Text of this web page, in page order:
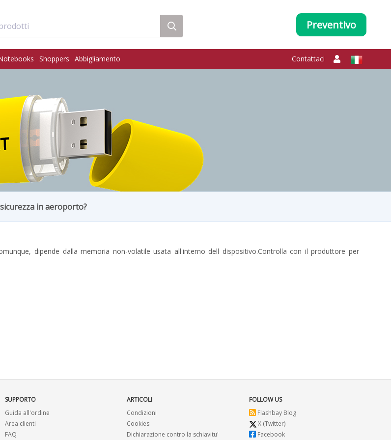
Preventivo
Shoppers Abbigliamento Contattaci
in aeroporto?
dipende dalla memoria non-volatile usata all'interno dell dispositivo.Controlla con il produttore per
SUPPORTO
Guida all'ordine
Area clienti
FAQ
ARTICOLI
Condizioni
Cookies
Dichiarazione contro la schiavitu'
FOLLOW US
Flashbay Blog
X (Twitter)
Facebook